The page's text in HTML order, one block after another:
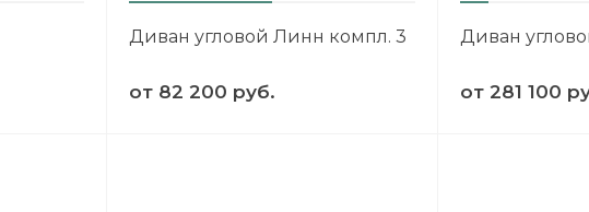
Диван угловой Линн компл. 3
от 82 200 руб.
Диван
от 281 100